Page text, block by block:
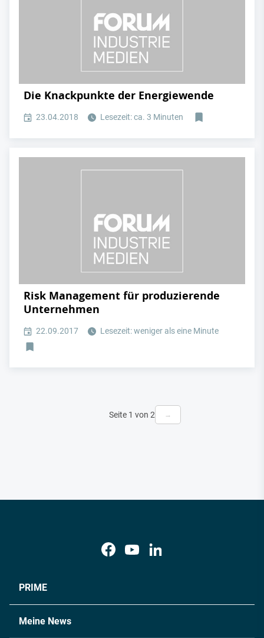
Die Knackpunkte der Energiewende
23.04.2018 Lesezeit: ca. 3 Minuten
Risk Management für produzierende
Unternehmen
22.09.2017 Lesezeit: weniger als eine Minute
Seite 1 von 2 →
PRIME
Meine News